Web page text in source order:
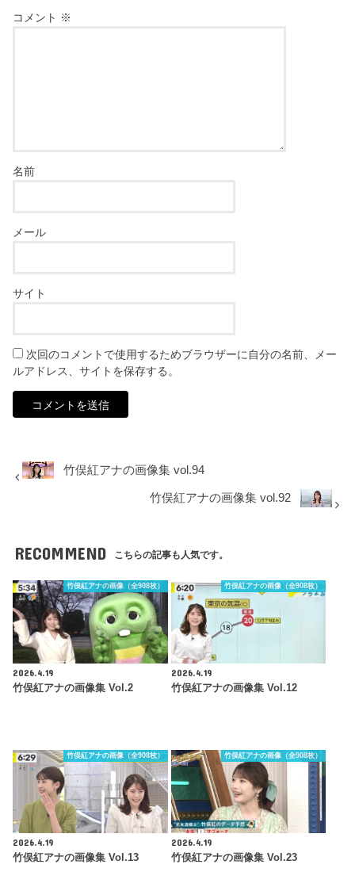
コメント ※
名前
メール
サイト
次回のコメントで使用するためブラウザーに自分の名前、メー
ルアドレス、サイトを保存する。
竹俣紅アナの画像集 vol.94
竹俣紅アナの画像集 vol.92
RECOMMEND こちらの記事も人気です。
竹俣紅アナの画像（全908枚）
2026.4.19
竹俣紅アナの画像集 Vol.2
竹俣紅アナの画像（全908枚）
2026.4.19
竹俣紅アナの画像集 Vol.12
竹俣紅アナの画像（全908枚）
2026.4.19
竹俣紅アナの画像集 Vol.13
竹俣紅アナの画像（全908枚）
2026.4.19
竹俣紅アナの画像集 Vol.23